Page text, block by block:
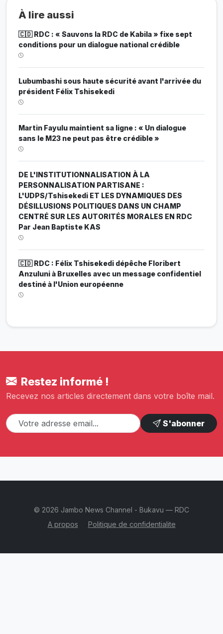
À lire aussi
🇨🇩 RDC : « Sauvons la RDC de Kabila » fixe sept
conditions pour un dialogue national crédible
Lubumbashi sous haute sécurité avant l'arrivée du
président Félix Tshisekedi
Martin Fayulu maintient sa ligne : « Un dialogue
sans le M23 ne peut pas être crédible »
DE L'INSTITUTIONNALISATION À LA
PERSONNALISATION PARTISANE :
L'UDPS/Tshisekedi ET LES DYNAMIQUES DES
DÉSILLUSIONS POLITIQUES DANS UN CHAMP
CENTRÉ SUR LES AUTORITÉS MORALES EN RDC
Par Jean Baptiste KAS
🇨🇩 RDC : Félix Tshisekedi dépêche Floribert
Anzuluni à Bruxelles avec un message confidentiel
destiné à l'Union européenne
Restez informé !
Recevez nos articles directement dans votre boîte mail.
S'abonner
© 2026 Jambo News Channel - Bukavu — RDC
A propos
Politique de confidentialite